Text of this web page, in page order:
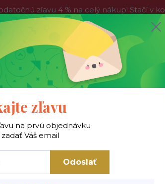
zľavu 4 % na celý nákup! Stačí v
a nakúpte výhodnejšie ešte dnes!
Hľadať
Neviete
0911
Po-Pia,
Jedálenské stoličky
stôl Nigel, 120-160cm, cremona torro dub + kašmír /
zľavu
na prvú objednávku
Váš email
Odoslať